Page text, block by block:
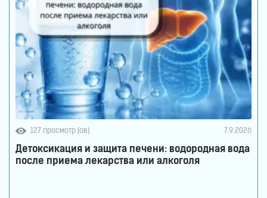
127 просмотр (ов) 7.9.2026
Детоксикация и защита печени: водородная вода
после приема лекарства или алкоголя